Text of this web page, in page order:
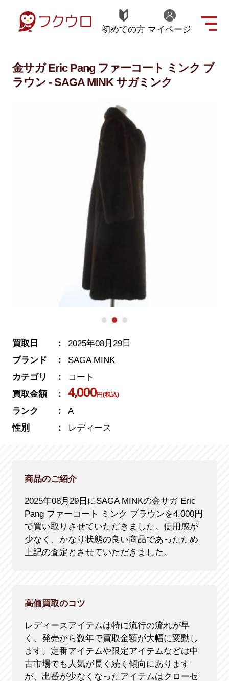
初めての方 マイページ
金サガ Eric Pang ファーコート ミンク ブ
ラウン - SAGA MINK サガミンク
買取日
2025年08月29日
ブランド
SAGA MINK
カテゴリ
コート
買取金額
4,000円(税込)
ランク
A
性別
レディース
商品のご紹介
2025年08月29日にSAGA MINKの金サガ Eric
Pang ファーコート ミンク ブラウンを4,000円
で買い取りさせていただきました。使用感が
少なく、かなり状態の良い商品であったため
上記の査定とさせていただきました。
高価買取のコツ
レディースアイテムは特に流行の流れが早
く、発売から数年で買取金額が大幅に変動し
ます。定番アイテムや限定アイテムなどは中
古市場でも人気が長く続く傾向にあります
が、出番が少なくなったアイテムはクローゼ